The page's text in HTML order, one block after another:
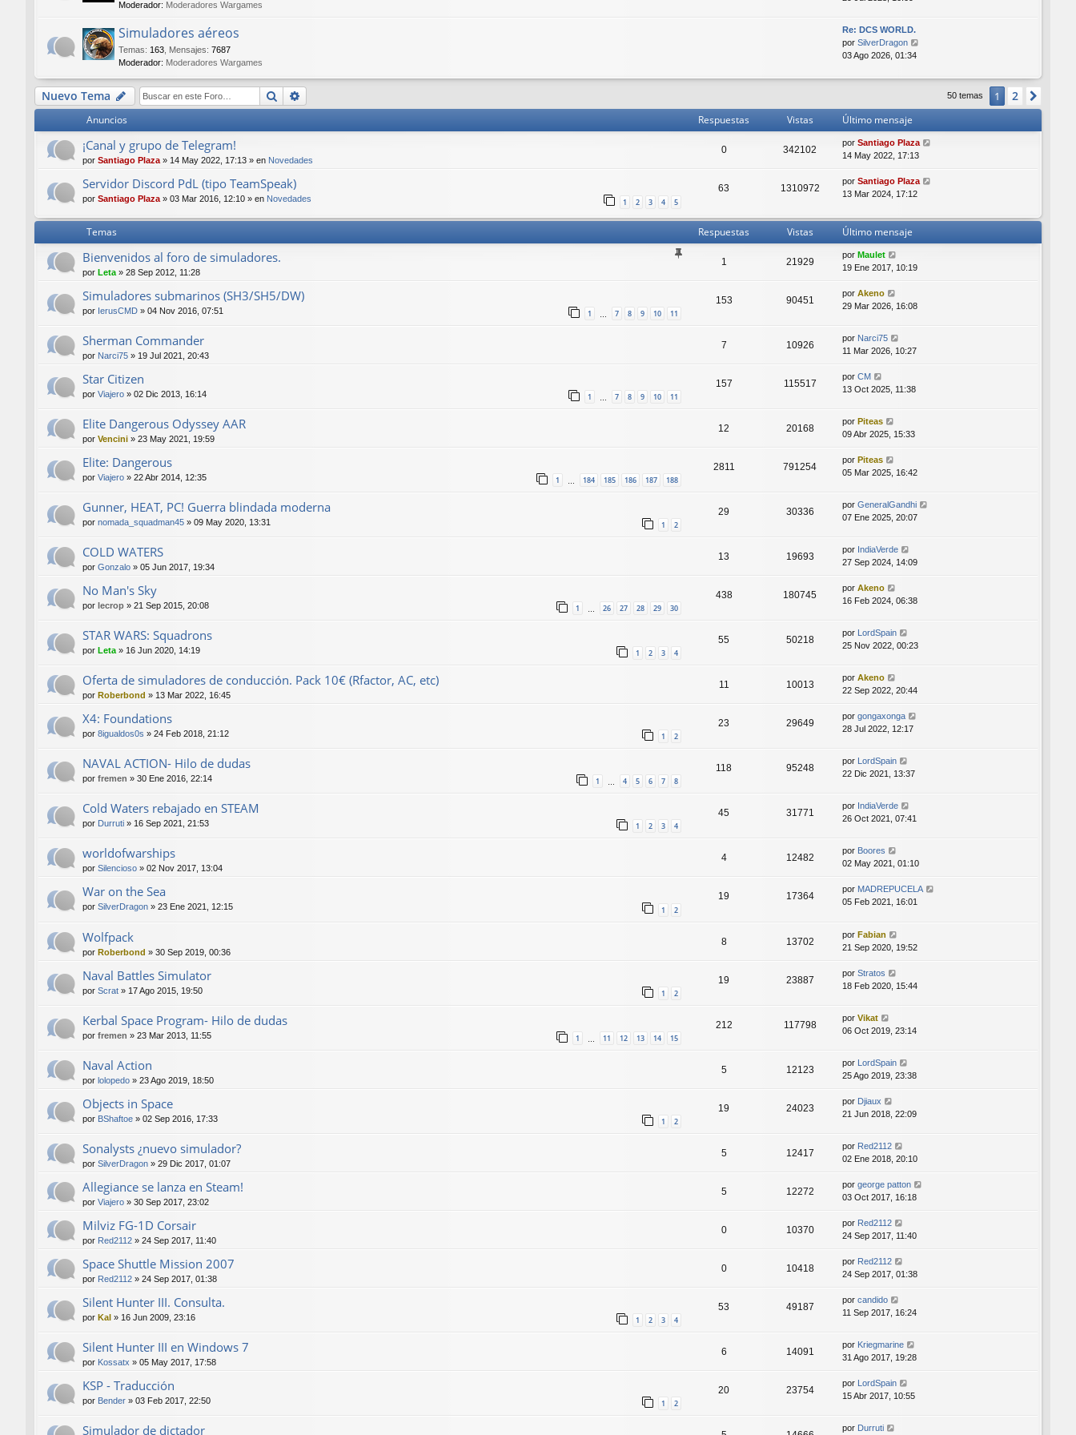
Moderador: Moderadores Wargames
t
i
n
a
Simuladores aéreos
Temas: 163, Mensajes: 7687
Moderador: Moderadores Wargames
Re: DCS WORLD.
por SilverDragon
ú
m
o
e
n
j
03 Ago 2026, 01:34
Nuevo Tema Buscar 50 temas 1 2
Anuncios Respuestas Vistas Último mensaje
¡Canal y grupo de Telegram!
por Santiago Plaza» 14 May 2022, 17:13 » en Novedades
0 342102
por Santiago Plaza
14 May 2022, 17:13
Servidor Discord PdL (tipo TeamSpeak)
por Santiago Plaza» 03 Mar 2016, 12:10 » en Novedades 1 2 3 4 5
63 1310972
por Santiago Plaza
13 Mar 2024, 17:12
Temas Respuestas Vistas Último mensaje
Bienvenidos al foro de simuladores.
por Leta » 28 Sep 2012, 11:28
1 21929
por Maulet
19 Ene 2017, 10:19
Simuladores submarinos (SH3/SH5/DW)
por IerusCMD » 04 Nov 2016, 07:51 1 7 8 9 10 11
153 90451
por Akeno
29 Mar 2026, 16:08
Sherman Commander
por Narci75 » 19 Jul 2021, 20:43
7 10926
por Narci75
11 Mar 2026, 10:27
Star Citizen
por Viajero » 02 Dic 2013, 16:14 1 7 8 9 10 11
157 115517
por CM
13 Oct 2025, 11:38
Elite Dangerous Odyssey AAR
por Vencini » 23 May 2021, 19:59
12 20168
por Piteas
09 Abr 2025, 15:33
Elite: Dangerous
por Viajero » 22 Abr 2014, 12:35 1 184 185 186 187 188
2811 791254
por Piteas
05 Mar 2025, 16:42
Gunner, HEAT, PC! Guerra blindada moderna
por nomada_squadman45 » 09 May 2020, 13:31 1 2
29 30336
por GeneralGandhi
07 Ene 2025, 20:07
COLD WATERS
por Gonzalo » 05 Jun 2017, 19:34
13 19693
por IndiaVerde
27 Sep 2024, 14:09
No Man's Sky
por lecrop » 21 Sep 2015, 20:08 1 … 26 27 28 29 30
438 180745
por Akeno
16 Feb 2024, 06:38
STAR WARS: Squadrons
por Leta » 16 Jun 2020, 14:19 1 2 3 4
55 50218
por LordSpain
25 Nov 2022, 00:23
Oferta de simuladores de conducción. Pack 10€ (Rfactor, AC, etc)
por Roberbond » 13 Mar 2022, 16:45
11 10013
por Akeno
22 Sep 2022, 20:44
X4: Foundations
por 8igualdos0s » 24 Feb 2018, 21:12 1 2
23 29649
por gongaxonga
28 Jul 2022, 12:17
NAVAL ACTION- Hilo de dudas
por fremen » 30 Ene 2016, 22:14 1 … 4 5 6 7 8
118 95248
por
LordSpain
22 Dic 2021, 13:37
Cold Waters rebajado en STEAM
por Durruti » 16 Sep 2021, 21:53 1 2 3 4
45 31771
por IndiaVerde
26 Oct 2021, 07:41
worldofwarships
por Silencioso » 02 Nov 2017, 13:04
4 12482
por Boores
02 May 2021, 01:10
War on the Sea
por SilverDragon » 23 Ene 2021, 12:15 1 2
19 17364
por MADREPUCELA
05 Feb 2021, 16:01
Wolfpack
por Roberbond » 30 Sep 2019, 00:36
8 13702
por Fabian
21 Sep 2020, 19:52
Naval Battles Simulator
por Scrat » 17 Ago 2015, 19:50 1 2
19 23887
por Stratos
18 Feb 2020, 15:44
Kerbal Space Program- Hilo de dudas
por fremen » 23 Mar 2013, 11:55 1 11 12 13 14 15
212 117798
por Vikat
06 Oct 2019, 23:14
Naval Action
por lolopedo » 23 Ago 2019, 18:50
5 12123
por LordSpain
25 Ago 2019, 23:38
Objects in Space
por BShaftoe » 02 Sep 2016, 17:33 1 2
19 24023
por Djiaux
21 Jun 2018, 22:09
Sonalysts ¿nuevo simulador?
por SilverDragon » 29 Dic 2017, 01:07
5 12417
por Red2112
02 Ene 2018, 20:10
Allegiance se lanza en Steam!
por Viajero » 30 Sep 2017, 23:02
5 12272
por george patton
03 Oct 2017, 16:18
Milviz FG-1D Corsair
por Red2112 » 24 Sep 2017, 11:40
0 10370
por Red2112
24 Sep 2017, 11:40
Space Shuttle Mission 2007
por Red2112 » 24 Sep 2017, 01:38
0 10418
por Red2112
24 Sep 2017, 01:38
Silent Hunter III. Consulta.
por Kal » 16 Jun 2009, 23:16 1 2 3 4
53 49187
por candido
11 Sep 2017, 16:24
Silent Hunter III en Windows 7
por Kossatx » 05 May 2017, 17:58
6 14091
por Kriegmarine
31 Ago 2017, 19:28
KSP - Traducción
por Bender » 03 Feb 2017, 22:50 1 2
20 23754
por LordSpain
15 Abr 2017, 10:55
Simulador de dictador por Durruti